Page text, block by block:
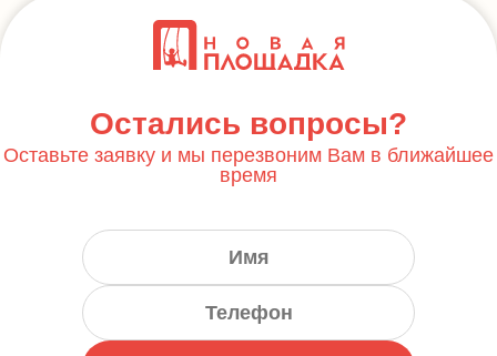
Остались вопросы?
Оставьте заявку и мы перезвоним Вам в ближайшее
время